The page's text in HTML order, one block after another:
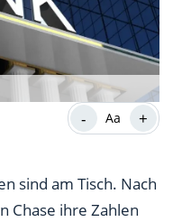
- Aa +
sind am Tisch. Nach
Chase ihre Zahlen